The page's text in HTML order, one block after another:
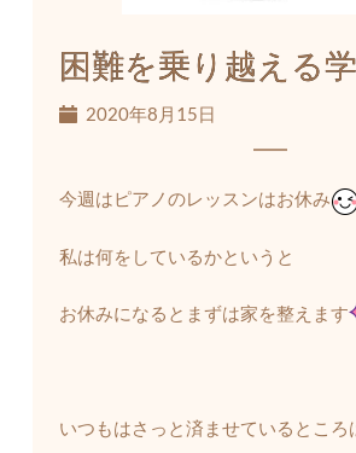
困難を乗り越える
2020年8月15日
今週はピアノのレッスンはお休み
私は何をしているかというと
お休みになるとまずは家を整えます
いつもはさっと済ませているところ